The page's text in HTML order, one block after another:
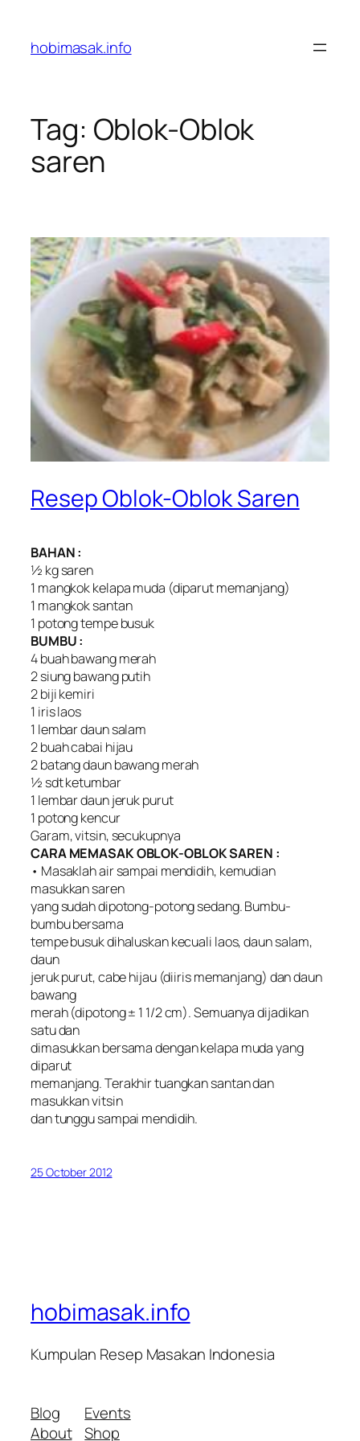
content
hobimasak.info
Tag: Oblok-Oblok
saren
Resep Oblok-Oblok Saren
BAHAN :
½ kg saren
1 mangkok kelapa muda (diparut memanjang)
1 mangkok santan
1 potong tempe busuk
BUMBU :
4 buah bawang merah
2 siung bawang putih
2 biji kemiri
1 iris laos
1 lembar daun salam
2 buah cabai hijau
2 batang daun bawang merah
½ sdt ketumbar
1 lembar daun jeruk purut
1 potong kencur
Garam, vitsin, secukupnya
CARA MEMASAK OBLOK-OBLOK SAREN :
• Masaklah air sampai mendidih, kemudian
masukkan saren
yang sudah dipotong-potong sedang. Bumbu-
bumbu bersama
tempe busuk dihaluskan kecuali laos, daun salam,
daun
jeruk purut, cabe hijau (diiris memanjang) dan daun
bawang
merah (dipotong ± 1 1/2 cm). Semuanya dijadikan
satu dan
dimasukkan bersama dengan kelapa muda yang
diparut
memanjang. Terakhir tuangkan santan dan
masukkan vitsin
dan tunggu sampai mendidih.
25 October 2012
hobimasak.info
Kumpulan Resep Masakan Indonesia
Blog
About
Events
Shop